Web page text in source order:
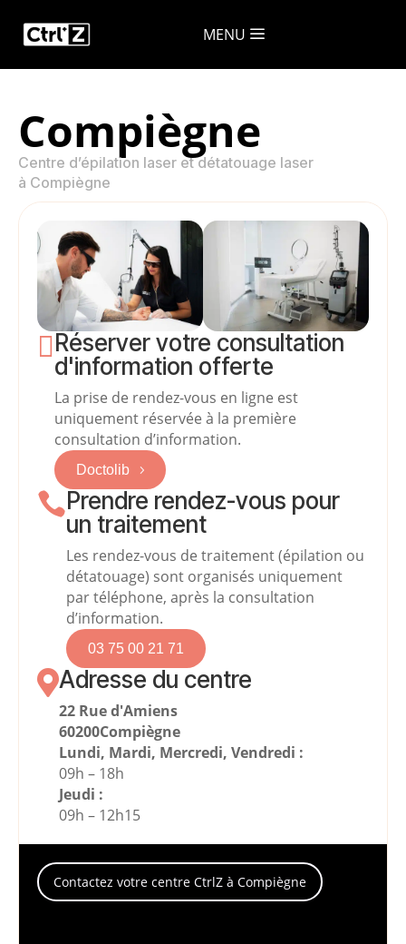
MENU a
Compiègne
Centre d’épilation laser et détatouage laser
à Compiègne
Contactez votre centre CtrlZ à Compiègne
Réserver votre consultation
d'information offerte
La prise de rendez-vous en ligne est
uniquement réservée à la première
consultation d’information.
Doctolib
Prendre rendez-vous pour
un traitement
Les rendez-vous de traitement (épilation ou
détatouage) sont organisés uniquement
par téléphone, après la consultation
d’information.
03 75 00 21 71
Adresse du centre
22 Rue d'Amiens
60200Compiègne
Lundi, Mardi, Mercredi, Vendredi :
09h – 18h
Jeudi :
09h – 12h15